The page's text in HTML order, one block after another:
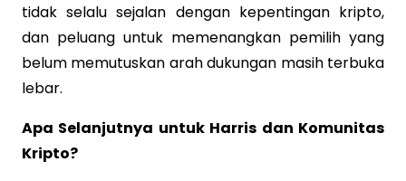
tidak selalu sejalan dengan kepentingan kripto,
dan peluang untuk memenangkan pemilih yang
belum memutuskan arah dukungan masih terbuka
lebar.
Apa Selanjutnya untuk Harris dan Komunitas
Kripto?